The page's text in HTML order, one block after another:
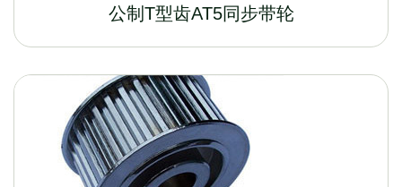
公制T型齿AT5同步带轮